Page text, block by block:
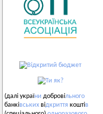
(далі україни добровільного
банківських відкриття коштів